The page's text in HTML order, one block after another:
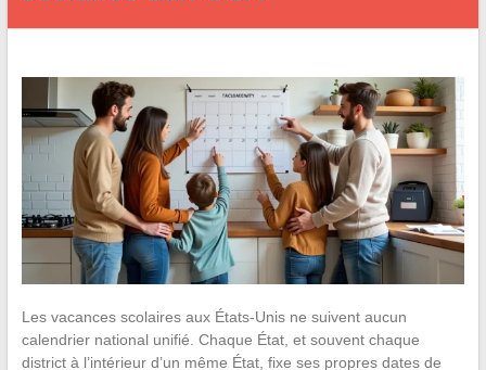
Les vacances scolaires aux États-Unis ne suivent aucun
calendrier national unifié. Chaque État, et souvent chaque
district à l’intérieur d’un même État, fixe ses propres dates de